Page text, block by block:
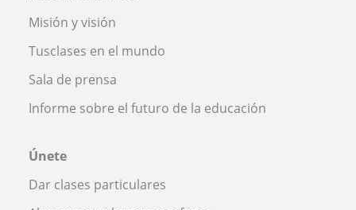
Misión y visión
Tusclases en el mundo
Sala de prensa
Informe sobre el futuro de la educación
Únete
Dar clases particulares